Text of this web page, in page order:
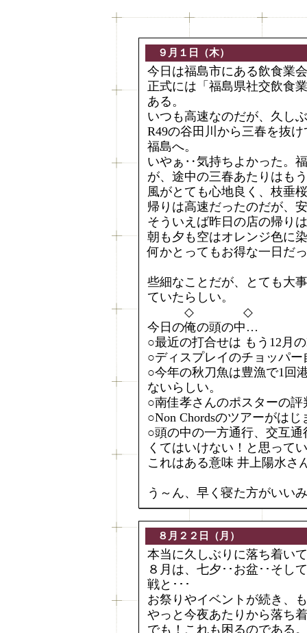
９月１日（木）
今日は福島市にある飲食業
正式には「福島県社交飲食
ある。
いつも高速なのだが、久し
R49の谷田川から三春を抜
福島へ。
いやぁ‥気持ちよかった。
が、途中の三春あたりはも
風がとても心地良く、枝垂
帰りは高速だったのだが、
そういえば昨日の店の帰り
朝も夕も空はオレンジ色に
何かとってもお得な一日だ
些細なことだが、とても大
ていたらしい。
◇ ◇
今日の俺の頭の中…
○最近の打合せは もう12月
○ディスプレイのチョッパ
○今年の秋刀魚は豊漁で1回
ないらしい。
○南佳孝さんのポスターの
○Non Chordsのツアーがは
○頭の中の一方通行、交互
くてはいけない！と思って
これはある意味 井上陽水
う～ん、早く寝た方がいい
８月２２日（月）
本当に久しぶりに落ち着い
８月は、七夕･･お盆･･そし
戦と･･･
お祭りやイベントが続き、
やっと今夜あたりから落ち
でも！これも困るのである